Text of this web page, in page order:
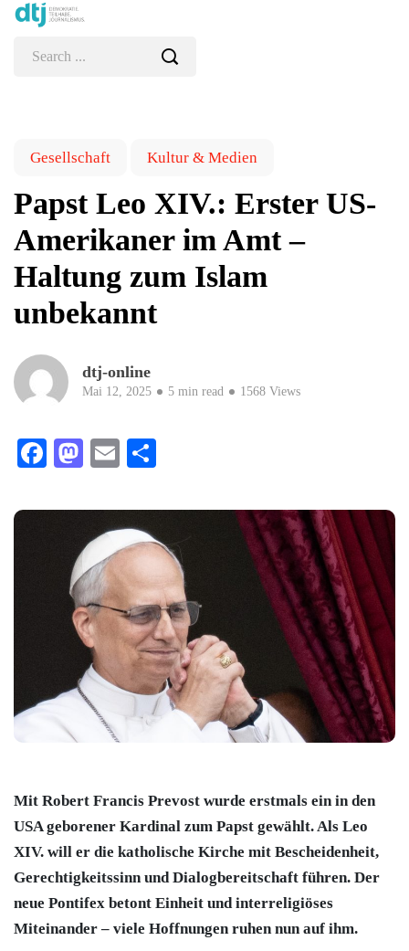
Gesellschaft Kultur & Medien
Papst Leo XIV.: Erster US-
Amerikaner im Amt –
Haltung zum Islam
unbekannt
dtj-online
Mai 12, 2025 5 min read 1568 Views
Facebook
Mastodon
Email
Mit Robert Francis Prevost wurde erstmals ein in den
USA geborener Kardinal zum Papst gewählt. Als Leo
XIV. will er die katholische Kirche mit Bescheidenheit,
Gerechtigkeitssinn und Dialogbereitschaft führen. Der
neue Pontifex betont Einheit und interreligiöses
Miteinander – viele Hoffnungen ruhen nun auf ihm.